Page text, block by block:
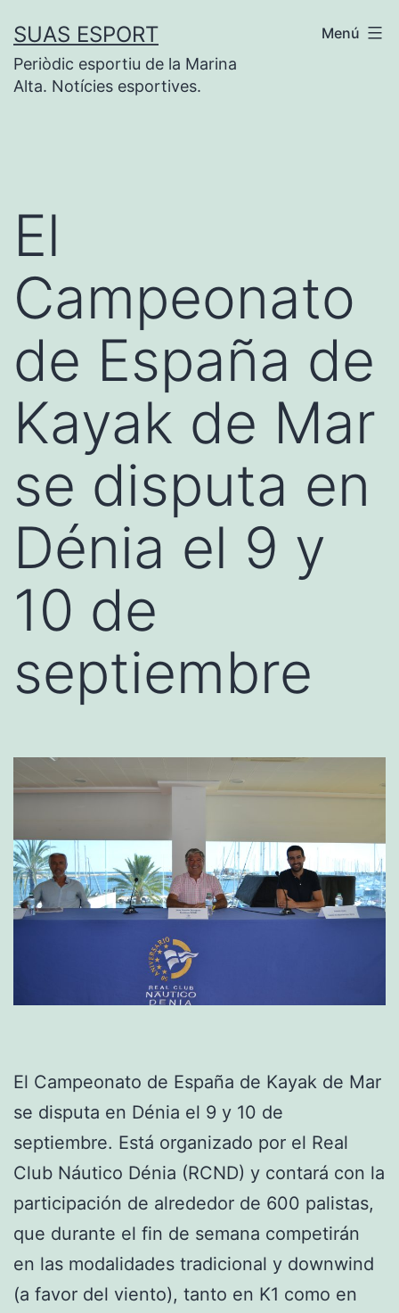
contenido
SUAS ESPORT
Periòdic esportiu de la Marina
Alta. Notícies esportives.
Menú
El
Campeonato
de España de
Kayak de Mar
se disputa en
Dénia el 9 y
10 de
septiembre
El Campeonato de España de Kayak de Mar
se disputa en Dénia el 9 y 10 de
septiembre. Está organizado por el Real
Club Náutico Dénia (RCND) y contará con la
participación de alrededor de 600 palistas,
que durante el fin de semana competirán
en las modalidades tradicional y downwind
(a favor del viento), tanto en K1 como en